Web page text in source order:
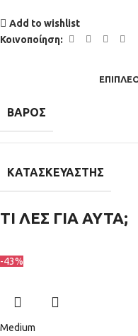
Add to wishlist
Κοινοποίηση:
ΒΆΡΟΣ
ΚΑΤΑΣΚΕΥΑΣΤΉΣ
ΤΙ ΛΕΣ ΓΙΑ ΑΥΤΑ;
-43%
Medium